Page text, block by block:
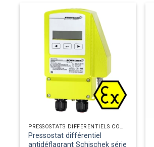
PRESSOSTATS DIFFÉRENTIELS CÔTÉ AIR
Pressostat différentiel
antidéflagrant Schischek série